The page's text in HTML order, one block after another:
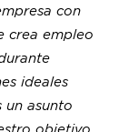
con
crea empleo
ideales
un asunto